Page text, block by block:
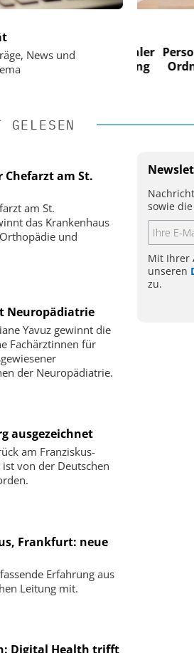
News und
im
Von digitaler
KI-fähigen Steuerung
GELESEN
Chefarzt am St.
am St.
das Krankenhaus
und
Neuropädiatrie
Yavuz gewinnt die
Fachärztinnen für
der Neuropädiatrie.
ausgezeichnet
am Franziskus-
von der Deutschen
Frankfurt: neue
Erfahrung aus
Leitung mit.
Digital Health trifft
sowie
Mit Ihrer
unseren
zu.